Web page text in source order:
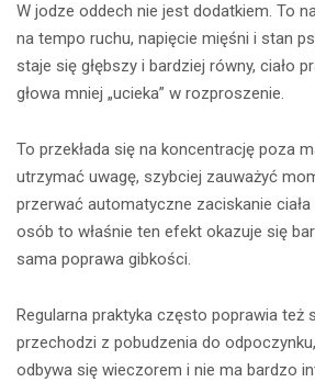
W jodze oddech nie jest dodatkiem. To
na tempo ruchu, napięcie mięśni i stan
staje się głębszy i bardziej równy, ciało
głowa mniej „ucieka” w rozproszenie.
To przekłada się na koncentrację poza
utrzymać uwagę, szybciej zauważyć
przerwać automatyczne zaciskanie ciała
osób to właśnie ten efekt okazuje się
sama poprawa gibkości.
Regularna praktyka często poprawia też
przechodzi z pobudzenia do
odbywa się wieczorem i nie ma bardzo